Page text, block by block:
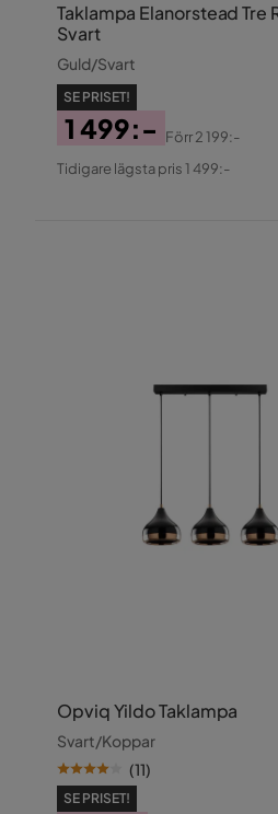
Taklampa Elanorstead Tre
Svart
Guld/Svart
SE PRISET!
Pris
1 499:-
Original
Förr2 199:-
Tidigare lägsta pris 1 499:-
Opviq Yildo Taklampa
Svart/Koppar
(11)
SE PRISET!